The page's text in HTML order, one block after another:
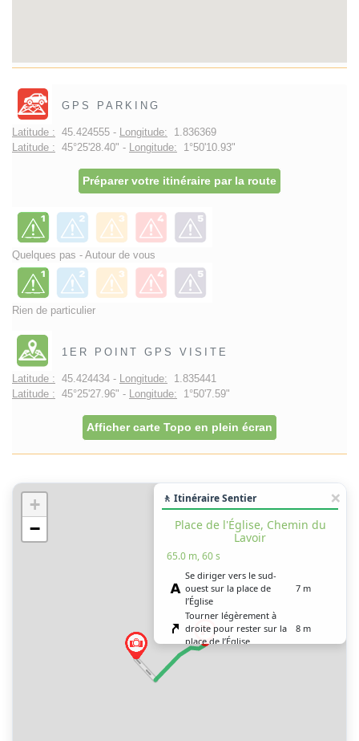
GPS PARKING
Latitude : 45.424555 - Longitude: 1.836369
Latitude : 45°25'28.40" - Longitude: 1°50'10.93"
Préparer votre itinéraire par la route
Quelques pas - Autour de vous
Rien de particulier
1ER POINT GPS VISITE
Latitude : 45.424434 - Longitude: 1.835441
Latitude : 45°25'27.96" - Longitude: 1°50'7.59"
Afficher carte Topo en plein écran
+
−
🚶 Itinéraire Sentier
Place de l'Église, Chemin du
Lavoir
65.0 m, 60 s
Se diriger vers le sud-
ouest sur la place de
l’Église
7 m
Tourner légèrement à
droite pour rester sur la
place de l’Église
8 m
Tourner légèrement à